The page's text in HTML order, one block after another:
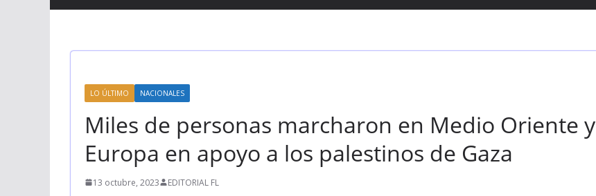
LO ÚLTIMO NACIONALES
Miles de personas marcharon en Medio Oriente y
Europa en apoyo a los palestinos de Gaza
13 octubre, 2023 EDITORIAL FL